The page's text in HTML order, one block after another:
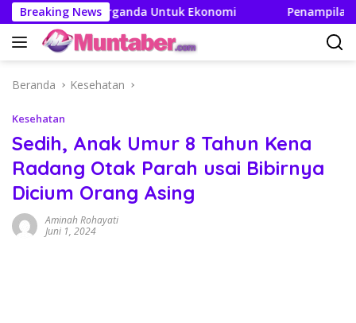
Langsung
ke
konten
Breaking News
Efek Berganda Untuk Ekonomi Penampilan dan
Beranda Kesehatan
Kesehatan
Sedih, Anak Umur 8 Tahun Kena
Radang Otak Parah usai Bibirnya
Dicium Orang Asing
Aminah Rohayati
Juni 1, 2024